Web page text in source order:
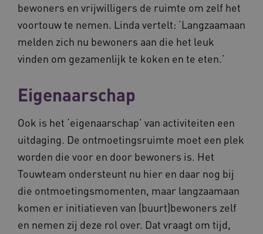
bewoners en vrijwilligers de ruimte om zelf het
voortouw te nemen. Linda vertelt: ‘Langzaamaan
melden zich nu bewoners aan die het leuk
vinden om gezamenlijk te koken en te eten.’
Eigenaarschap
Ook is het ‘eigenaarschap’ van activiteiten een
uitdaging. De ontmoetingsruimte moet een plek
worden die voor en door bewoners is. Het
Touwteam ondersteunt nu hier en daar nog bij
die ontmoetingsmomenten, maar langzaamaan
komen er initiatieven van (buurt)bewoners zelf
en nemen zij deze rol over. Dat vraagt om tijd,
www.waardigheidentrots.nl